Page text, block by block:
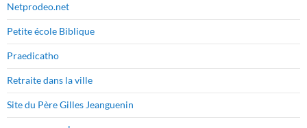
Netprodeo.net
Petite école Biblique
Praedicatho
Retraite dans la ville
Site du Père Gilles Jeanguenin